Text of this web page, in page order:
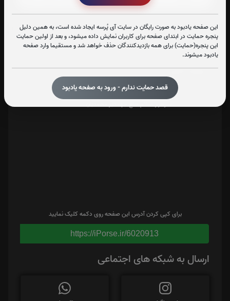
این صفحه یادبود به صورت رایگان در سایت آی پُرسه ایجاد شده است، به همین دلیل
پنجره حمایت در ابتدای صفحه برای کاربران نمایش داده میشود، و بعد از اولین حمایت
این پنجره(حمایت) برای همه بازدیدکنندگان حذف خواهد شد و مستقیما وارد صفحه
یادبود میشوند.
قصد حمایت ندارم - ورود به صفحه یادبود
تعداد بازدید : 384
اشتراک گذاری
برای کپی کردن آدرس این صفحه روی دکمه کلیک نمایید
https://iPorse.ir/6020913
ارسال به شبکه های اجتماعی